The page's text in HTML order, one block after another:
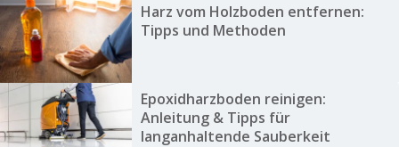
Harz vom Holzboden entfernen:
Tipps und Methoden
Epoxidharzboden reinigen:
Anleitung & Tipps für
langanhaltende Sauberkeit